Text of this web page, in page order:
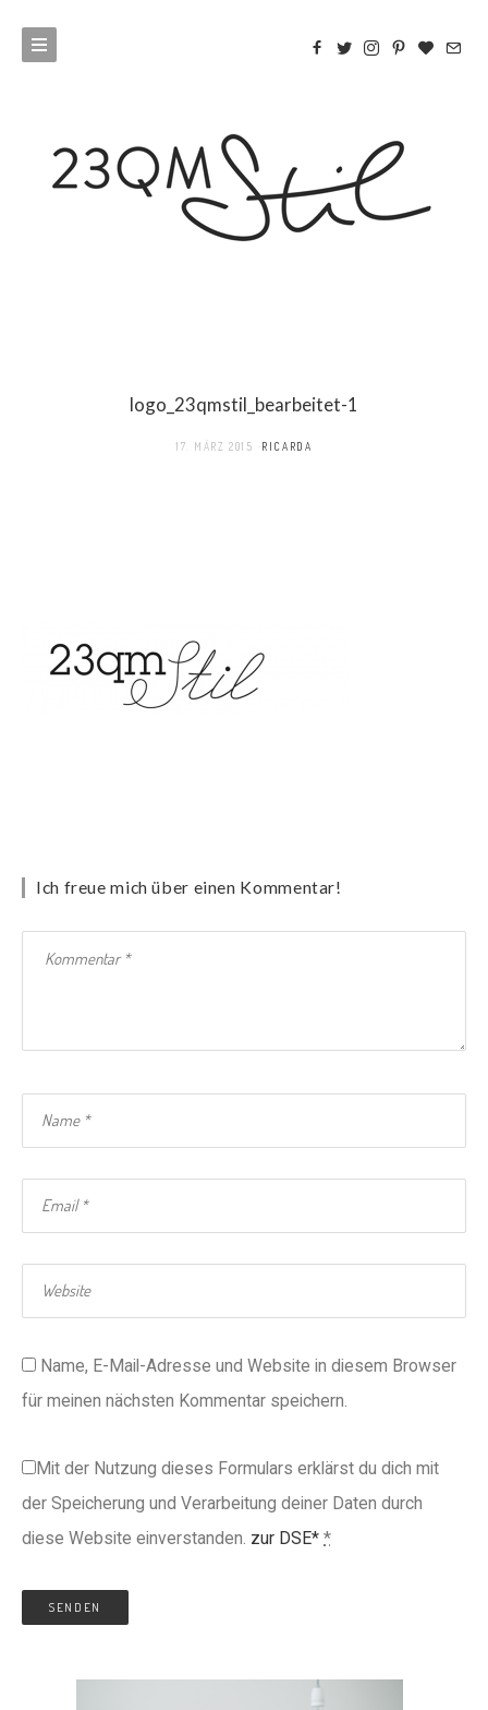
logo_23qmstil_bearbeitet-1
17. MÄRZ 2015 RICARDA
Ich freue mich über einen Kommentar!
Name, E-Mail-Adresse und Website in diesem Browser
für meinen nächsten Kommentar speichern.
Mit der Nutzung dieses Formulars erklärst du dich mit
der Speicherung und Verarbeitung deiner Daten durch
diese Website einverstanden. zur DSE* *